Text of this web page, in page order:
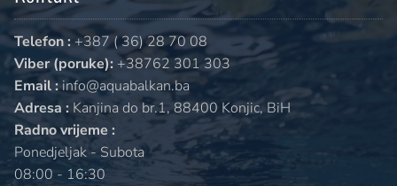
Telefon : +387 ( 36) 28 70 08
Viber (poruke): +38762 301 303
Email :info@aquabalkan.ba
Adresa : Kanjina do br.1, 88400 Konjic, BiH
Radno vrijeme :
Ponedjeljak - Subota
08:00 - 16:30